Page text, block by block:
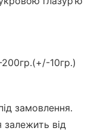
10гр.)
замовлення.
від